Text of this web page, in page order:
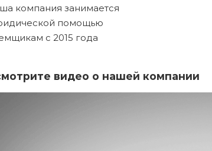
компания занимается
помощью
с 2015 года
видео о нашей компании